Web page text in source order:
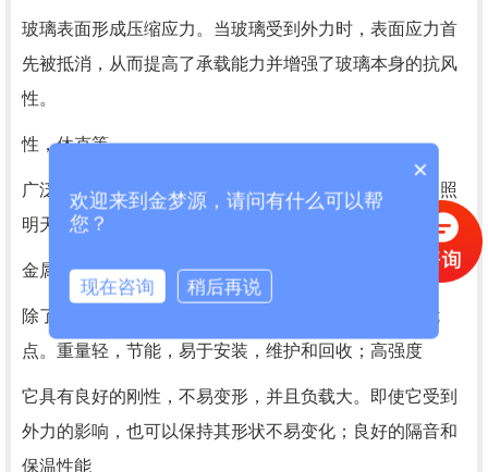
玻璃表面形成压缩应力。当玻璃受到外力时，表面应力首
先被抵消，从而提高了承载能力并增强了玻璃本身的抗风
性。
性，休克等
广泛应用于高层建筑门窗，玻璃幕墙，室内隔断玻璃，照
明天花板，观光电梯门，家具，玻璃围栏等。
金属材料
除了防水之外，这些材料的卫生间隔还具有许多其他优
点。重量轻，节能，易于安装，维护和回收；高强度
它具有良好的刚性，不易变形，并且负载大。即使它受到
外力的影响，也可以保持其形状不易变化；良好的隔音和
保温性能
×
欢迎来到金梦源，请问有什么可以帮
您？
现在咨询 稍后再说